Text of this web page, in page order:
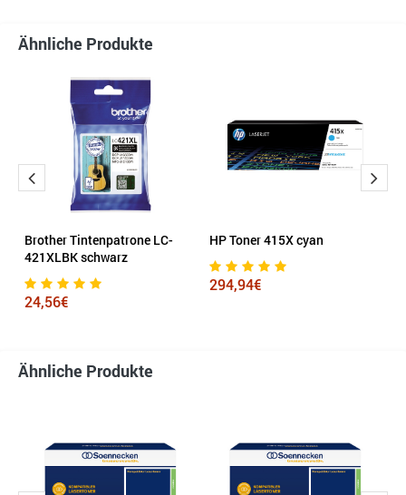
Ähnliche Produkte
Brother Tintenpatrone LC-
421XLBK schwarz
24,56€
HP Toner 415X cyan
294,94€
Ähnliche Produkte